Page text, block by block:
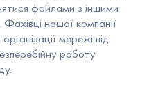
файлами з іншими
нашої компанії
мережі під
роботу